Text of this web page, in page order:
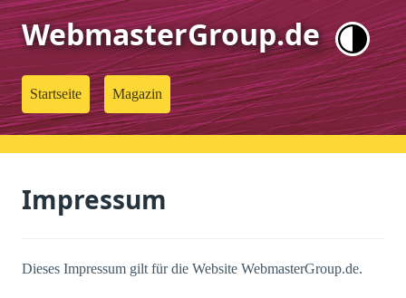
WebmasterGroup.de
Startseite Magazin
Impressum
Dieses Impressum gilt für die Website WebmasterGroup.de.